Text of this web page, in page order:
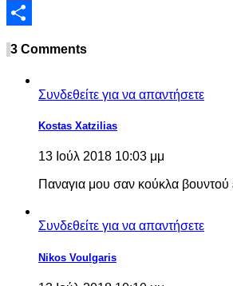
Viber
3 Comments
Συνδεθείτε για να απαντήσετε
Kostas Xatzilias
13 Ιούλ 2018 10:03 μμ
Παναγια μου σαν κούκλα βουντού
Συνδεθείτε για να απαντήσετε
Nikos Voulgaris